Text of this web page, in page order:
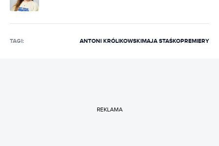
TAGI: ANTONI KRÓLIKOWSKIMAJA STAŚKOPREMIERY
REKLAMA